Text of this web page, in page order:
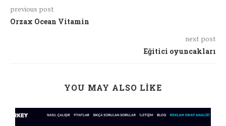
previous post
Orzax Ocean Vitamin
next post
Eğitici oyuncakları
YOU MAY ALSO LIKE